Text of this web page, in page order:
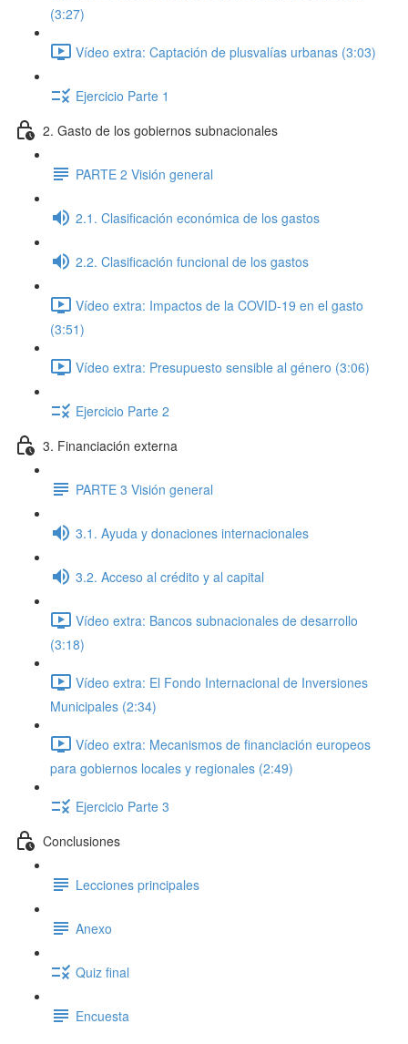
(3:27)
Vídeo extra: Captación de plusvalías urbanas (3:03)
Ejercicio Parte 1
2. Gasto de los gobiernos subnacionales
PARTE 2 Visión general
2.1. Clasificación económica de los gastos
2.2. Clasificación funcional de los gastos
Vídeo extra: Impactos de la COVID-19 en el gasto
(3:51)
Vídeo extra: Presupuesto sensible al género (3:06)
Ejercicio Parte 2
3. Financiación externa
PARTE 3 Visión general
3.1. Ayuda y donaciones internacionales
3.2. Acceso al crédito y al capital
Vídeo extra: Bancos subnacionales de desarrollo
(3:18)
Vídeo extra: El Fondo Internacional de Inversiones
Municipales (2:34)
Vídeo extra: Mecanismos de financiación europeos
para gobiernos locales y regionales (2:49)
Ejercicio Parte 3
Conclusiones
Lecciones principales
Anexo
Quiz final
Encuesta